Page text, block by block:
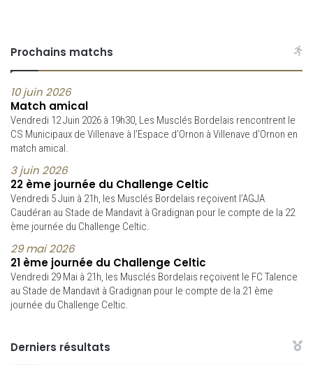
Prochains matchs
10 juin 2026
Match amical
Vendredi 12 Juin 2026 à 19h30, Les Musclés Bordelais rencontrent le
CS Municipaux de Villenave à l’Espace d’Ornon à Villenave d’Ornon en
match amical.
3 juin 2026
22 ème journée du Challenge Celtic
Vendredi 5 Juin à 21h, les Musclés Bordelais reçoivent l’AGJA
Caudéran au Stade de Mandavit à Gradignan pour le compte de la 22
ème journée du Challenge Celtic.
29 mai 2026
21 ème journée du Challenge Celtic
Vendredi 29 Mai à 21h, les Musclés Bordelais reçoivent le FC Talence
au Stade de Mandavit à Gradignan pour le compte de la 21 ème
journée du Challenge Celtic.
Derniers résultats